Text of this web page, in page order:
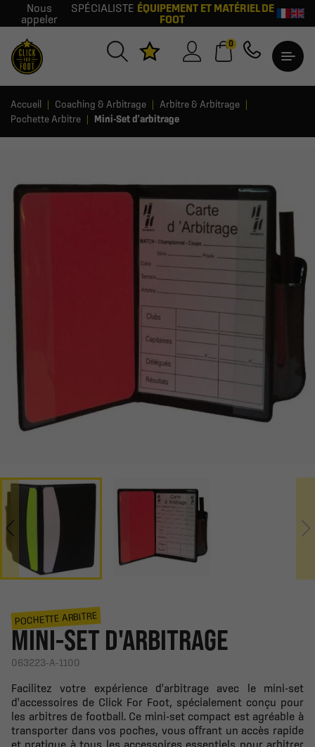
Nous
appeler
SPÉCIALISTE ÉQUIPEMENT ET MATÉRIEL DE
FOOT
0
Accueil Coaching & Arbitrage
Arbitre & Arbitrage
Pochette Arbitre
Mini-Set d'arbitrage
POCHETTE ARBITRE
MINI-SET D'ARBITRAGE
063223-A-1100
Facilitez votre expérience d'arbitrage avec le mini-set
d'accessoires de Click For Foot, spécialement conçu pour
les arbitres de football. Ce mini-set compact est agréable à
transporter dans vos poches, vous offrant un accès rapide
et pratique à tous les accessoires essentiels pour arbitrer